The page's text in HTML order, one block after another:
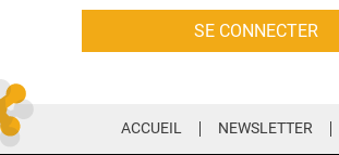
ACCUEIL NEWSLETTER